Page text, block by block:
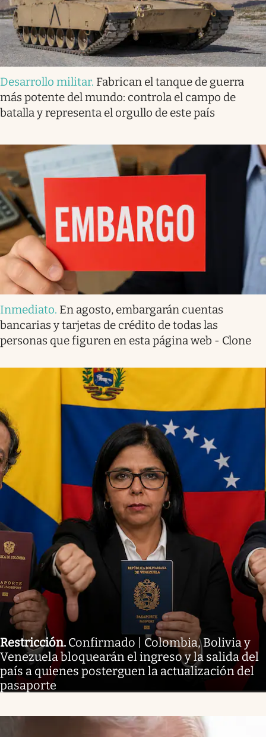
Desarrollo militar. Fabrican el tanque de guerra
más potente del mundo: controla el campo de
batalla y representa el orgullo de este país
Inmediato. En agosto, embargarán cuentas
bancarias y tarjetas de crédito de todas las
personas que figuren en esta página web - Clone
Restricción. Confirmado | Colombia, Bolivia y
Venezuela bloquearán el ingreso y la salida del
país a quienes posterguen la actualización del
pasaporte